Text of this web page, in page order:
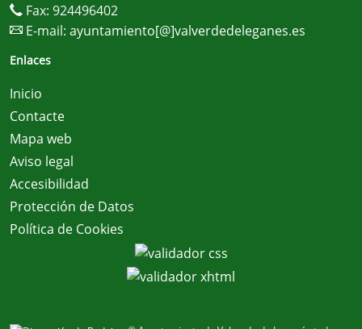
Fax: 924496402
E-mail: ayuntamiento[@]valverdedeleganes.es
Enlaces
Inicio
Contacte
Mapa web
Aviso legal
Accesibilidad
Protección de Datos
Política de Cookies